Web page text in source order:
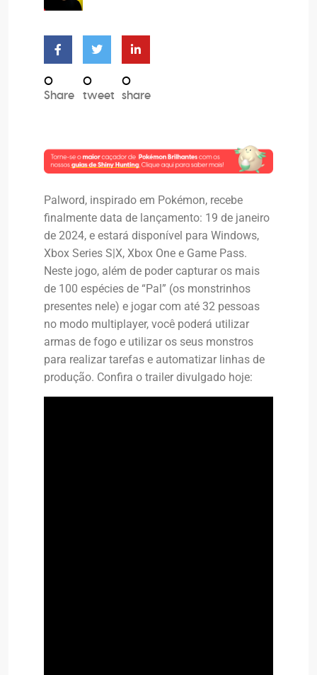
0
Share
0
tweet
0
share
Palword, inspirado em Pokémon, recebe
finalmente data de lançamento: 19 de janeiro
de 2024, e estará disponível para Windows,
Xbox Series S|X, Xbox One e Game Pass.
Neste jogo, além de poder capturar os mais
de 100 espécies de “Pal” (os monstrinhos
presentes nele) e jogar com até 32 pessoas
no modo multiplayer, você poderá utilizar
armas de fogo e utilizar os seus monstros
para realizar tarefas e automatizar linhas de
produção. Confira o trailer divulgado hoje: